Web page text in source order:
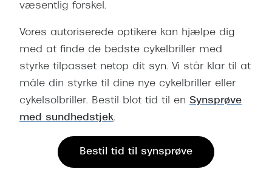
væsentlig forskel.
Vores autoriserede optikere kan hjælpe dig
med at finde de bedste cykelbriller med
styrke tilpasset netop dit syn. Vi står klar til at
måle din styrke til dine nye cykelbriller eller
cykelsolbriller. Bestil blot tid til en Synsprøve
med sundhedstjek.
Bestil tid til synsprøve